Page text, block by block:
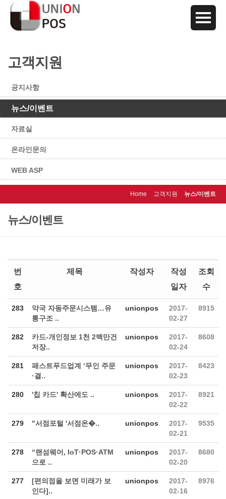
고객지원
공지사항
뉴스/이벤트
자료실
온라인문의
WEB ASP
Home 고객지원 뉴스/이벤트
뉴스/이벤트
번
호
제목 작성자
작성
일자
조회
수
283
약국 자동주문시스템…유
통구조 ..
unionpos
2017-
02-27
8915
282
카드-개인정보 1천 2백만건
저장..
unionpos
2017-
02-24
8608
281
패스트푸드업계 ‘무인 주문
·결..
unionpos
2017-
02-23
8423
280 '칩 카드' 확산에도 .. unionpos
2017-
02-22
8921
279 "서점포털 '서점온�.. unionpos
2017-
02-21
9535
278
“랜섬웨어, IoT·POS·ATM
으로 ..
unionpos
2017-
02-20
8680
277
[편의점을 보면 미래가 보
인다]..
unionpos
2017-
02-16
8976